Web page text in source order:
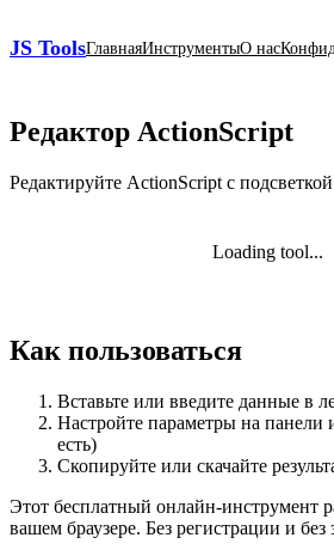
JS ToolsГлавнаяИнструментыО нас
Редактор ActionScript
Редактируйте ActionScript с
Loading tool...
Как пользоваться
Вставьте или введите данные в
Настройте параметры на панели
есть)
Скопируйте или скачайте
Этот бесплатный онлайн‑инструмент
вашем браузере. Без регистрации и без